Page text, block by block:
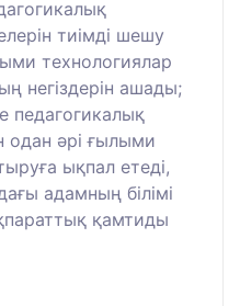
тиімді шешу
технологиялар
негіздерін ашады;
педагогикалық
одан әрі ғылыми
ықпал етеді,
адамның білімі
қамтиды